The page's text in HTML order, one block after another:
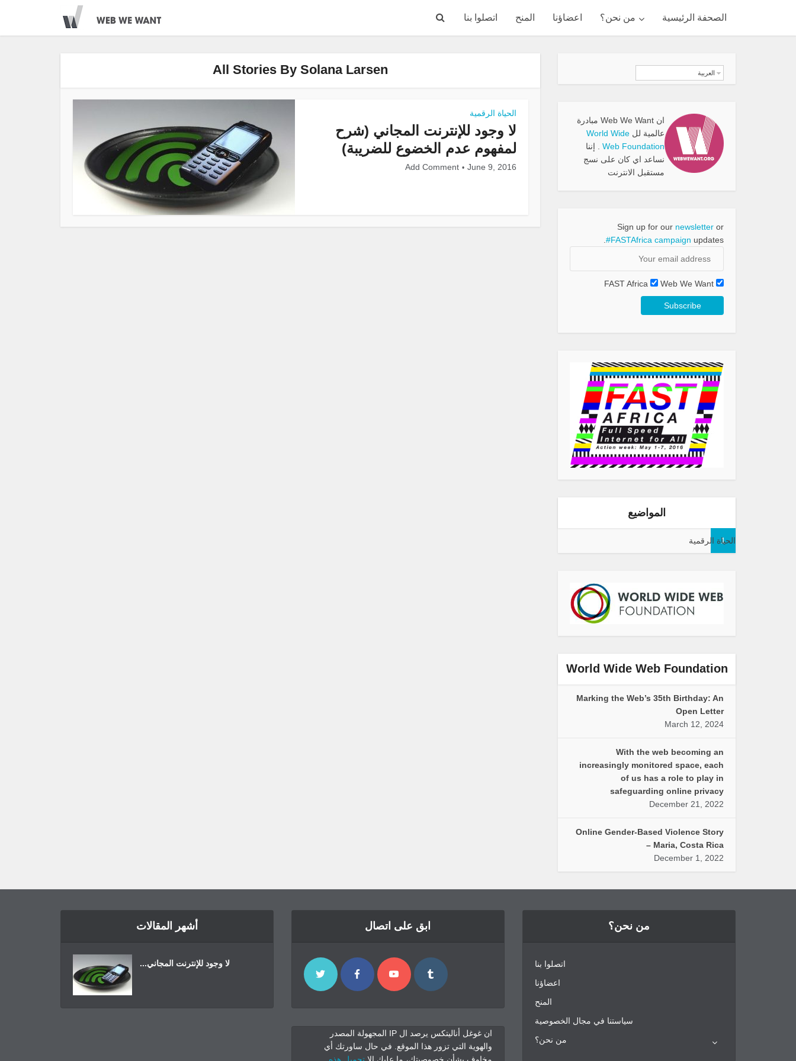
الصحفة الرئيسية من نحن؟ اعضاؤنا المنح اتصلوا بنا
All Stories By Solana Larsen
الحياة الرقمية
لا وجود للإنترنت المجاني (شرح
لمفهوم عدم الخضوع للضريبة)
June 9, 2016
Add Comment
العربية
ان Web We Want مبادرة
عالمية لل World Wide
Web Foundation . إننا
نساعد اي كان على نسج
مستقبل الانترنت
Sign up for our newsletter or
#FASTAfrica campaign updates.
FAST Africa Web We Want
المواضيع
الحياة الرقمية
1
World Wide Web Foundation
Marking the Web’s 35th Birthday: An
Open Letter
March 12, 2024
With the web becoming an
increasingly monitored space, each
of us has a role to play in
safeguarding online privacy
December 21, 2022
Online Gender-Based Violence Story
– Maria, Costa Rica
December 1, 2022
أشهر المقالات
لا وجود للإنترنت المجاني...
ابق على اتصال
ان غوغل أناليتكس يرصد ال IP المجهولة المصدر
والهوية التي تزور هذا الموقع. في حال ساورتك أي
من نحن؟
اتصلوا بنا
اعضاؤنا
المنح
سياستنا في مجال الخصوصية
من نحن؟